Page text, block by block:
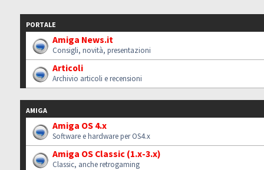
PORTALE
Amiga News.it
Consigli, novità, presentazioni
Articoli
Archivio articoli e recensioni
AMIGA
Amiga OS 4.x
Software e hardware per OS4.x
Amiga OS Classic (1.x-3.x)
Classic, anche retrogaming